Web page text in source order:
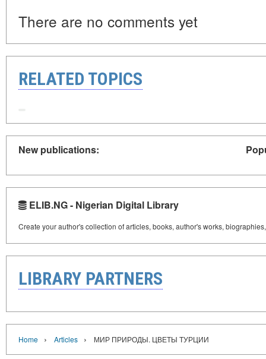
There are no comments yet
RELATED TOPICS
New publications:
ELIB.NG - Nigerian Digital Library
Create your author's collection of articles, books, author's works,
LIBRARY PARTNERS
Home › Articles › МИР ПРИРОДЫ. ЦВЕТЫ ТУРЦИИ